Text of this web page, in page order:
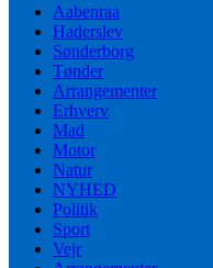
Aabenraa
Haderslev
Sønderborg
Tønder
Arrangementer
Erhverv
Mad
Motor
Natur
NYHED
Politik
Sport
Vejr